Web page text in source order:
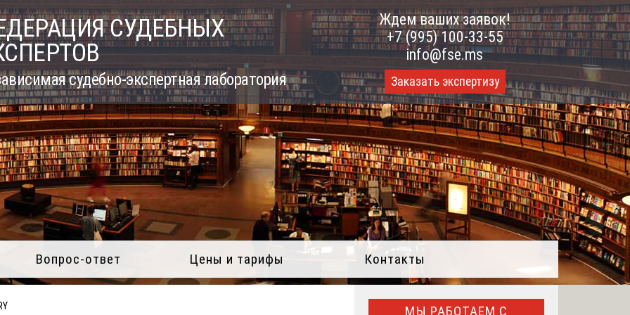
СУДЕБНЫХ
судебно-экспертная лаборатория
Ждем ваших заявок!
+7 (995) 100-33-55
info@fse.ms
Заказать экспертизу
Вопрос-ответ Цены и тарифы Контакты
МЫ РАБОТАЕМ С